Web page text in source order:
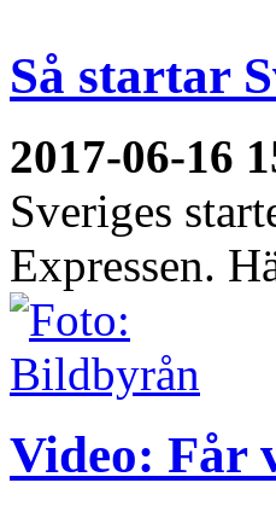
Så startar
2017-06-16
Sveriges
Expressen.
Video: Får